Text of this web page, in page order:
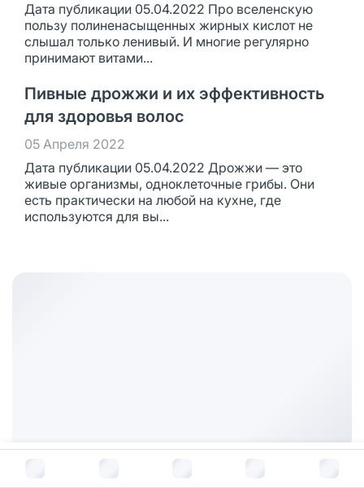
В корзину за руб.
Дата публикации 05.04.2022 Про вселенскую
пользу полиненасыщенных жирных кислот не
слышал только ленивый. И многие регулярно
принимают витами...
Пивные дрожжи и их эффективность
для здоровья волос
05 Апреля 2022
Дата публикации 05.04.2022 Дрожжи — это
живые организмы, одноклеточные грибы. Они
есть практически на любой на кухне, где
используются для вы...